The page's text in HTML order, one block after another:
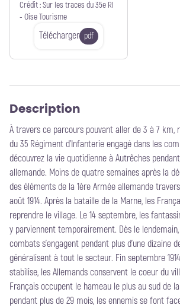
Crédit :Sur les traces du 35e RI
- Oise Tourisme
Télécharger pdf
Description
À travers ce parcours pouvant aller de 3 à 7 km,
du 35 Régiment d'Infanterie engagé dans les
découvrez la vie quotidienne à Autrêches
allemande. Moins de quatre semaines après la
des éléments de la 1ère Armée allemande
août 1914. Après la bataille de la Marne, les
reprendre le village. Le 14 septembre, les
y parviennent temporairement. Dès le
combats s’engagent pendant plus d’une dizaine
généralisent à tout le secteur. Fin septembre
stabilise, les Allemands conservent le coeur du
Français occupent le hameau le plus au sud de
pendant plus de 29 mois, les ennemis se font